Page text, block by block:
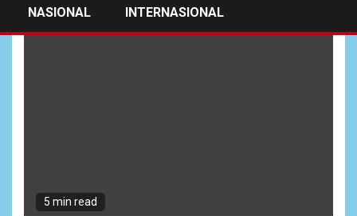
NASIONAL INTERNASIONAL
5 min read